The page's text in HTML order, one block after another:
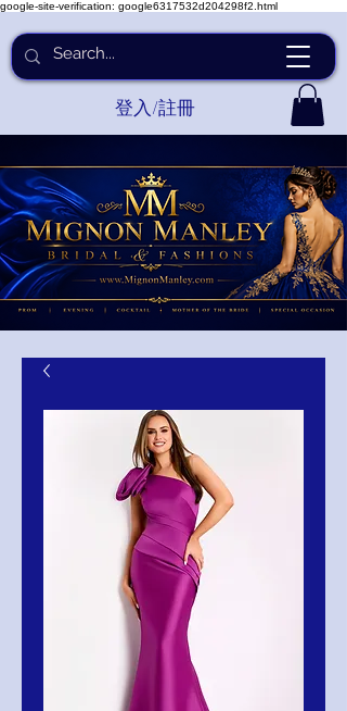
google-site-verification: google6317532d204298f2.html
登入/註冊